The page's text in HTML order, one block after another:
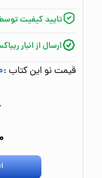
تایید کیفیت
ارسال از انبار
قیمت نو این کتاب :